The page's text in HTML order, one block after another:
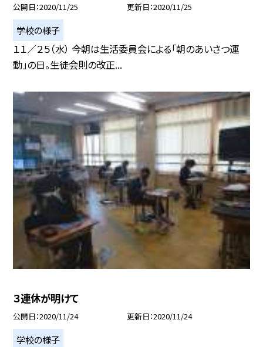
公開日 2020/11/25 更新日 2020/11/25
学校の様子
１１／２５（水） 今朝は生活委員会による「朝のあいさつ運
動」の日。生徒会則の改正...
３連休が明けて
公開日 2020/11/24 更新日 2020/11/24
学校の様子